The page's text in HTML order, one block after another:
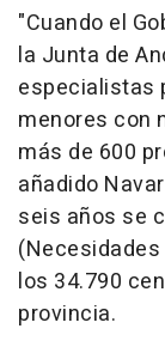
"Cuando el
la Junta de
especialistas
menores con
más de 600
añadido
seis años se
los 34.790
provincia.